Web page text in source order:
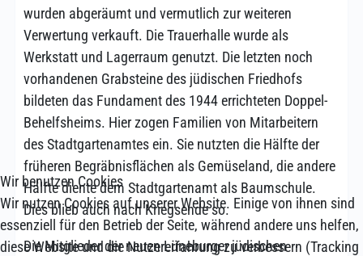
wurden abgeräumt und vermutlich zur weiteren
Verwertung verkauft. Die Trauerhalle wurde als
Werkstatt und Lagerraum genutzt. Die letzten noch
vorhandenen Grabsteine des jüdischen Friedhofs
bildeten das Fundament des 1944 errichteten Doppel-
Behelfsheims. Hier zogen Familien von Mitarbeitern
des Stadtgartenamtes ein. Sie nutzten die Hälfte der
früheren Begräbnisflächen als Gemüseland, die andere
Hälfte diente dem Stadtgartenamt als Baumschule.
Dies blieb auch nach Kriegsende so.
Die Mitglieder der neuen Lüneburger jüdischen
Wir benutzen Cookies
Wir nutzen Cookies auf unserer Website. Einige von ihnen sind
essenziell für den Betrieb der Seite, während andere uns helfen,
diese Website und die Nutzererfahrung zu verbessern (Tracking